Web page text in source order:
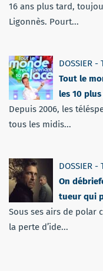
16 ans plus tard,
Ligonnès. Pourt...
DOSSIER -
Tout le
les 10
Depuis 2006, les
tous les midis...
DOSSIER -
On
tueur qui
Sous ses airs de polar
la perte d’ide...